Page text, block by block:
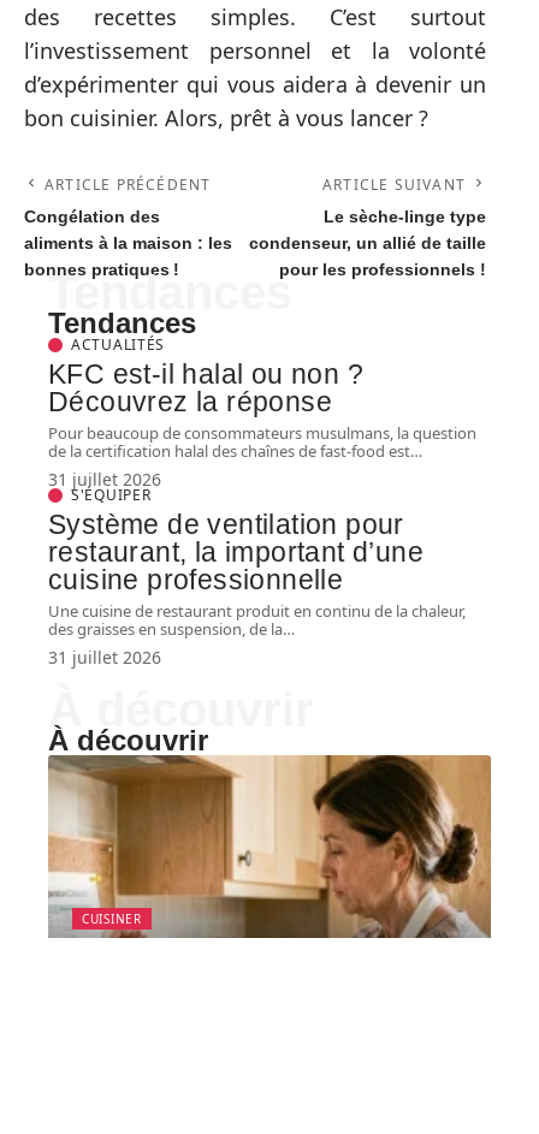
des recettes simples. C’est surtout
l’investissement personnel et la volonté
d’expérimenter qui vous aidera à devenir un
bon cuisinier. Alors, prêt à vous lancer ?
ARTICLE PRÉCÉDENT
Congélation des
aliments à la maison : les
bonnes pratiques !
ARTICLE SUIVANT
Le sèche-linge type
condenseur, un allié de taille
pour les professionnels !
Tendances
Tendances
ACTUALITÉS
KFC est-il halal ou non ?
Découvrez la réponse
Pour beaucoup de consommateurs musulmans, la question
de la certification halal des chaînes de fast-food est…
31 juillet 2026
S'ÉQUIPER
Système de ventilation pour
restaurant, la important d’une
cuisine professionnelle
Une cuisine de restaurant produit en continu de la chaleur,
des graisses en suspension, de la…
31 juillet 2026
À découvrir
CUISINER